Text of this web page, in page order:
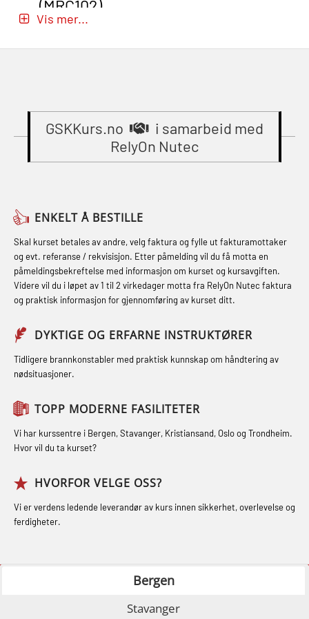
Beredskapsledelse (OER109)
Beredskapsledelse – repetisjon
Breathing System (CA-EBS) Initial
Deployment (OBS119)
Compressed Air Emergency
Fallsikring (FAR108)
Førstehjelp – repetisjon (OFA102)
Førstehjelp grunnkurs (OFABLE101)
GOC sertifikat grunnleggende
(GMDSS) (MRC101)
GOC sertifikat repetisjon (GMDSS)
(MRC102)
GSK Sikkerhetskurs offshore for
oljearbeidere (OBS1055)
GWO: BST – Offshore (Blended with
(RBSBLE018)
learning practical) (RBSBLE001)
GWO: BST – Onshore (Blended: e-
learning practical) (RBSBLE002)
(MBSBLE029)
sikkerhetskurs for offiserer
(MBSBLE024)
STCW Oppdatering videregående
(MBSBLE021)
STCW kombi oppdatering offiserer
og med.behandling (MBS134)
STCW Kombi Oppdatering Offiserer
og Medisinsk Behandling med
Webinar (MBS1341)
STCW Oppdatering for offiserer 24 t
(MBS114)
STCW Medisinsk førstehjelp (MFA1081)
STCW Medisinsk førstehjelp
oppdatering (MBSBLE025)
STCW Oppdatering Medisinsk
Påbygging fra Offshore Norge til
for sjøfolk (MBS325)
Fallsikring (FAR108)
(MRC102)
learning practical) (RBSBLE002)
Grunnkurs Industrivern (LSC115)
Grunnkurs Røykdykking Industrivern
inkl. brannslukning (FSC121)
Hjertestarter brukerkurs (OFA107)
Røykdykking industrivern –
repetisjon (LFI105)
Sikkerhetskurs for ansatte på
oppdrettsanlegg (LBS100)
Ulykkesgransking – Webinar (LSP103)
(LFI100)
Vis mer...
GSKKurs.no
i samarbeid med
RelyOn Nutec
ENKELT Å BESTILLE
Skal kurset betales av andre, velg faktura og fylle ut fakturamottaker
og evt. referanse / rekvisisjon. Etter påmelding vil du få motta en
påmeldingsbekreftelse med informasjon om kurset og kursavgiften.
Videre vil du i løpet av 1 til 2 virkedager motta fra RelyOn Nutec faktura
og praktisk informasjon for gjennomføring av kurset ditt.
DYKTIGE OG ERFARNE INSTRUKTØRER
Tidligere brannkonstabler med praktisk kunnskap om håndtering av
nødsituasjoner.
TOPP MODERNE FASILITETER
Vi har kurssentre i Bergen, Stavanger, Kristiansand, Oslo og Trondheim.
Hvor vil du ta kurset?
HVORFOR VELGE OSS?
Vi er verdens ledende leverandør av kurs innen sikkerhet, overlevelse og
ferdigheter.
Bergen
Stavanger